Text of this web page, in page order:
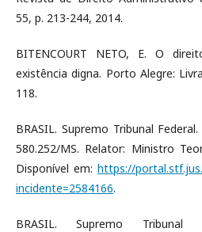
55, p. 213-244, 2014.
BITENCOURT NETO, E. O
existência digna. Porto Alegre:
118.
BRASIL. Supremo Tribunal
580.252/MS. Relator: Ministro
Disponível em: https://
incidente=2584166.
BRASIL. Supremo Tribunal